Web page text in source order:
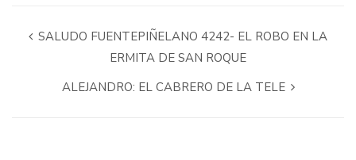
SALUDO FUENTEPIÑELANO 4242- EL ROBO EN LA
ERMITA DE SAN ROQUE
ALEJANDRO: EL CABRERO DE LA TELE